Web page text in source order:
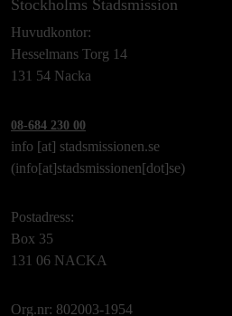
Stockholms Stadsmission
Huvudkontor:
Hesselmans Torg 14
131 54 Nacka
08-684 230 00
info [at] stadsmissionen.se
(info[at]stadsmissionen[dot]se)
Postadress:
Box 35
131 06 NACKA
Org.nr: 802003-1954